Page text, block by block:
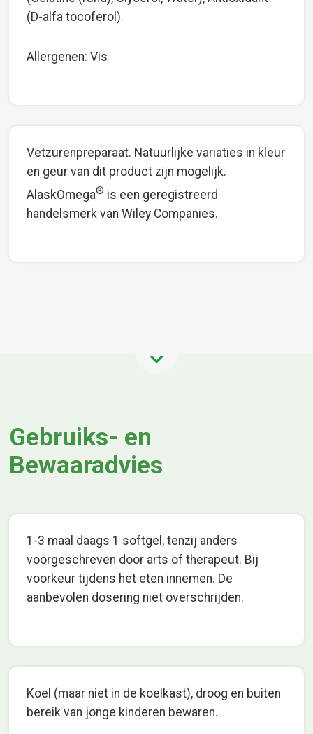
(D-alfa tocoferol).
Allergenen: Vis
Vetzurenpreparaat. Natuurlijke variaties in kleur
en geur van dit product zijn mogelijk.
AlaskOmega® is een geregistreerd
handelsmerk van Wiley Companies.
Gebruiks- en
Bewaaradvies
1-3 maal daags 1 softgel, tenzij anders
voorgeschreven door arts of therapeut. Bij
voorkeur tijdens het eten innemen. De
aanbevolen dosering niet overschrijden.
Koel (maar niet in de koelkast), droog en buiten
bereik van jonge kinderen bewaren.